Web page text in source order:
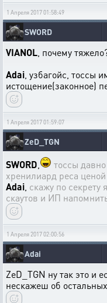
1 Апреля 2017 01:58:49
SWORD
VIANOL , почему
Adai , узбагойс, тоссы
истощение(законное)
1 Апреля 2017 01:59:07
ZeD_TGN
SWORD
тоссы
хренилиард реса ценой
Adai скажу по секрету
скаутов и ИП
1 Апреля 2017 02:00:56
Adai
ZeD_TGN ну так это и
нескажеш об остальных